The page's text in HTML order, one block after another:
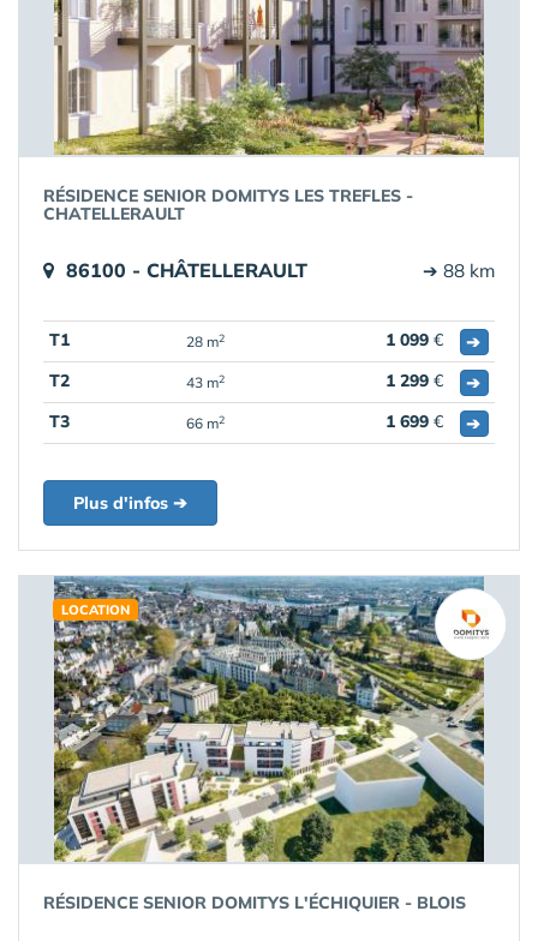
RÉSIDENCE SENIOR DOMITYS LES TREFLES -
CHATELLERAULT
86100 - CHÂTELLERAULT ➔ 88 km
T1 28 m2 1 099 €
➔
T2
43 m2 1 299 €
➔
T3
66 m2 1 699 € ➔
Plus d'infos ➔
LOCATION
RÉSIDENCE SENIOR DOMITYS L'ÉCHIQUIER - BLOIS